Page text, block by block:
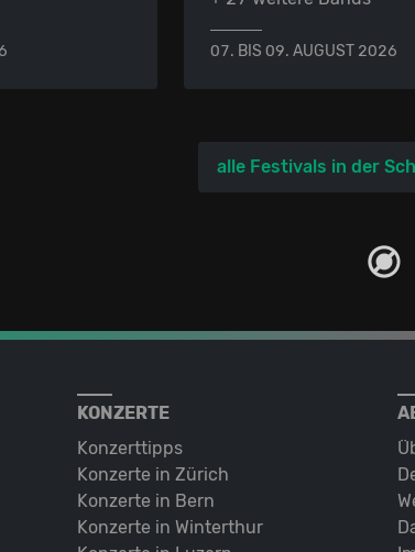
07. BIS 09. AUGUST 2026
alle Festivals in der
KONZERTE
Konzerttipps
Konzerte in Zürich
Konzerte in Bern
Konzerte in Winterthur